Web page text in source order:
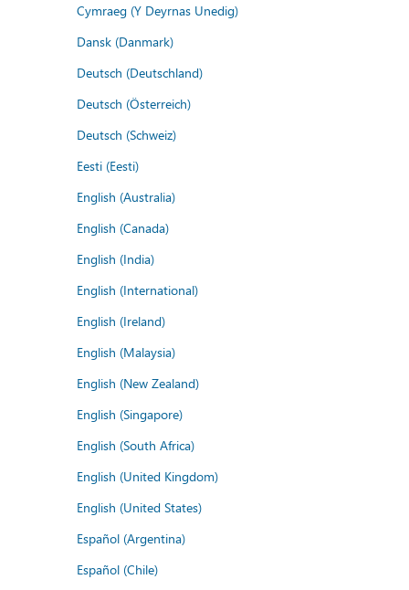
Cymraeg (Y Deyrnas Unedig)
Dansk (Danmark)
Deutsch (Deutschland)
Deutsch (Österreich)
Deutsch (Schweiz)
Eesti (Eesti)
English (Australia)
English (Canada)
English (India)
English (International)
English (Ireland)
English (Malaysia)
English (New Zealand)
English (Singapore)
English (South Africa)
English (United Kingdom)
English (United States)
Español (Argentina)
Español (Chile)